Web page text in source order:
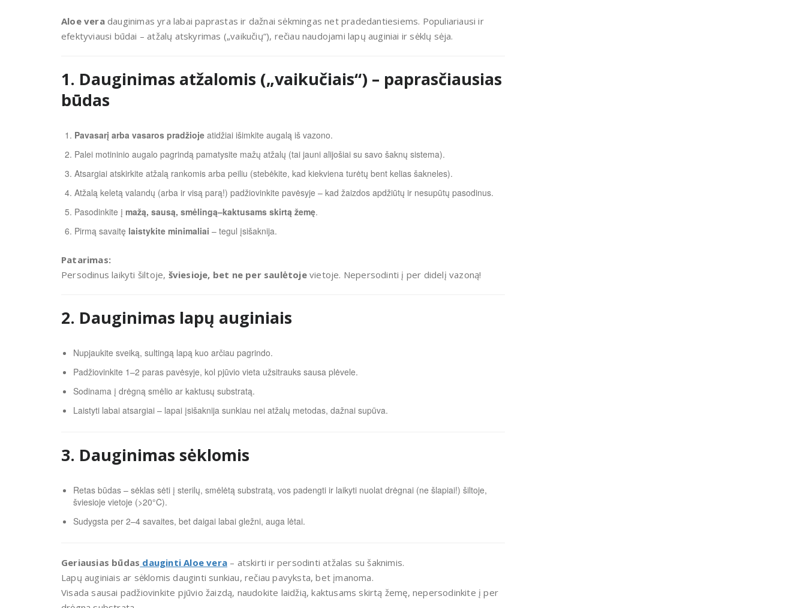
Aloe veradauginimas yra labai paprastas ir dažnai sėkmingas net pradedantiesiems. Populiariausi ir
efektyviausi būdai – atžalų atskyrimas („vaikučių“), rečiau naudojami lapų auginiai ir sėklų sėja.
1. Dauginimas atžalomis („vaikučiais“) – paprasčiausias
būdas
Pavasarį arba vasaros pradžioje atidžiai išimkite augalą iš vazono.
Palei motininio augalo pagrindą pamatysite mažų atžalų (tai jauni alijošiai su savo šaknų sistema).
Atsargiai atskirkite atžalą rankomis arba peiliu (stebėkite, kad kiekviena turėtų bent kelias šakneles).
Atžalą keletą valandų (arba ir visą parą!) padžiovinkite pavėsyje – kad žaizdos apdžiūtų ir nesupūtų pasodinus.
Pasodinkite į mažą, sausą, smėlingą–kaktusams skirtą žemę.
Pirmą savaitę laistykite minimaliai – tegul įsišaknija.
Patarimas:
Persodinus laikyti šiltoje, šviesioje, bet ne per saulėtojevietoje. Nepersodinti į per didelį vazoną!
2. Dauginimas lapų auginiais
Nupjaukite sveiką, sultingą lapą kuo arčiau pagrindo.
Padžiovinkite 1–2 paras pavėsyje, kol pjūvio vieta užsitrauks sausa plėvele.
Sodinama į drėgną smėlio ar kaktusų substratą.
Laistyti labai atsargiai – lapai įsišaknija sunkiau nei atžalų metodas, dažnai supūva.
3. Dauginimas sėklomis
Retas būdas – sėklas sėti į sterilų, smėlėtą substratą, vos padengti ir laikyti nuolat drėgnai (ne šlapiai!) šiltoje,
šviesioje vietoje (>20°C).
Sudygsta per 2–4 savaites, bet daigai labai gležni, auga lėtai.
Geriausias būdas dauginti Aloe vera – atskirti ir persodinti atžalas su šaknimis.
Lapų auginiais ar sėklomis dauginti sunkiau, rečiau pavyksta, bet įmanoma.
Visada sausai padžiovinkite pjūvio žaizdą, naudokite laidžią, kaktusams skirtą žemę, nepersodinkite į per